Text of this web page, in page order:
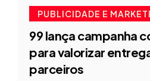
PUBLICIDADE E
99 lança campanha
para valorizar
parceiros